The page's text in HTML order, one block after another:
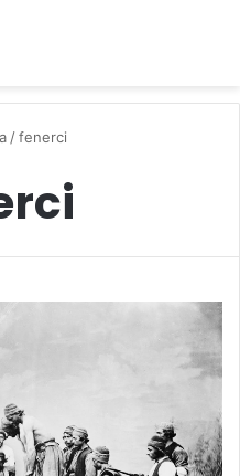
/ fenerci